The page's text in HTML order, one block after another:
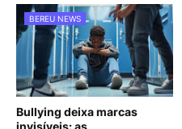
BEREU NEWS
Bullying deixa marcas